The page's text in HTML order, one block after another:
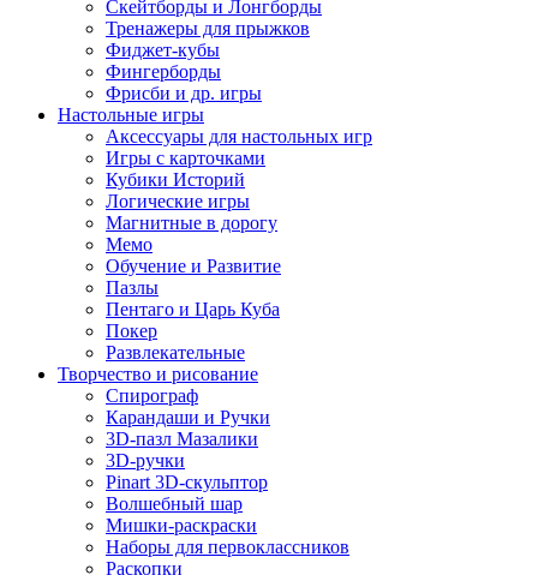
Скейтборды и Лонгборды
Тренажеры для прыжков
Фиджет-кубы
Фингерборды
Фрисби и др. игры
Настольные игры
Аксессуары для настольных игр
Игры с карточками
Кубики Историй
Логические игры
Магнитные в дорогу
Мемо
Обучение и Развитие
Пазлы
Пентаго и Царь Куба
Покер
Развлекательные
Творчество и рисование
Спирограф
Карандаши и Ручки
3D-пазл Мазалики
3D-ручки
Pinart 3D-скульптор
Волшебный шар
Мишки-раскраски
Наборы для первоклассников
Раскопки